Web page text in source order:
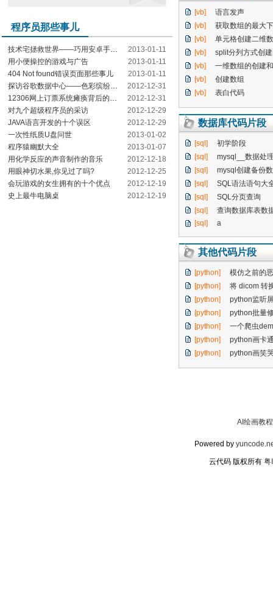
程序员那些事儿
2013-01-11
技术宅拯救世界——巧用安卓手机造智能机器人
2013-01-11
用小便操控的游戏与广告
2013-01-11
404 Not found错误页面那些事儿
2012-12-31
探访谷歌数据中心——色彩缤纷的梦幻世界
2012-12-31
12306网上订票系统瘫痪背后的那些事儿
2012-12-29
对九个超级程序员的采访
2012-12-29
JAVA语言开发的十个误区
2013-01-02
一次性纸质U盘问世
2013-01-07
程序猿幽默大全
2012-12-18
用化学反应的声音制作的音乐
2012-12-25
用眼神切水果,你见过了吗?
2012-12-19
会玩游戏的女生拥有的十个优点
2012-12-19
史上最牛电脑桌
[vb]
语言发声
[vb]
获取数组的最大
[vb]
单元格创建二维
[vb]
split分列方式创
[vb]
一维数组的创建
[vb]
创建数组
[vb]
表白代码
数据库代码片段
[sql]
初学阶段
[sql]
mysql__数据处
[sql]
mysql创建备份
[sql]
SQL语法语句大
[sql]
SQL分页查询
[sql]
查询数据库表数
[sql]
a
其他代码片段
[python]
模仿之前的恶魔轮
[python]
将 dicom 转
[python]
python监听屏幕文
[python]
python批量修改文件名
[python]
一个爬虫
[python]
python画卡
[python]
python画笑
AI绘画教程
Powered by
云代码 版权所有 粤